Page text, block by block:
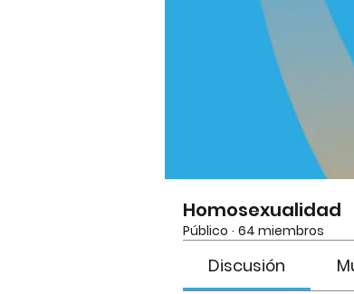
Homosexualidad
Público · 64 miembros
Discusión